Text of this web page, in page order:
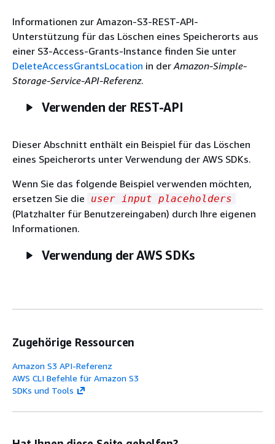
Informationen zur Amazon-S3-REST-API-
Unterstützung für das Löschen eines Speicherorts aus
einer S3-Access-Grants-Instance finden Sie unter
DeleteAccessGrantsLocation in derAmazon-Simple-
Storage-Service-API-Referenz.
Verwenden der REST-API
Dieser Abschnitt enthält ein Beispiel für das Löschen
eines Speicherorts unter Verwendung der AWS SDKs.
Wenn Sie das folgende Beispiel verwenden möchten,
ersetzen Sie die
user input placeholders
(Platzhalter für Benutzereingaben) durch Ihre eigenen
Informationen.
Verwendung der AWS SDKs
Zugehörige Ressourcen
Amazon S3 API-Referenz
AWS CLI Befehle für Amazon S3
SDKs und Tools